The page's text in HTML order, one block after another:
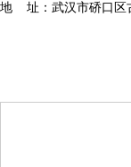
地 址：武汉市硚口区